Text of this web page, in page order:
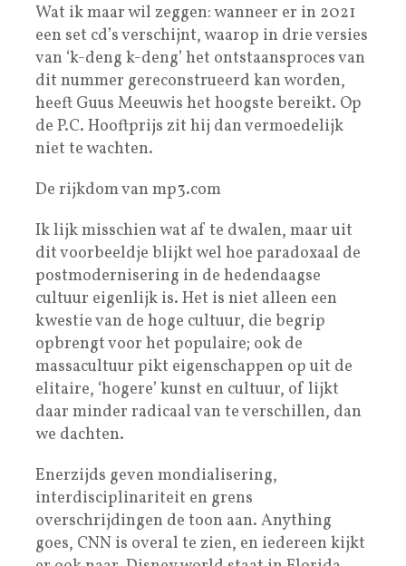
Wat ik maar wil zeggen: wanneer er in 2021
een set cd’s verschijnt, waarop in drie versies
van ‘k-deng k-deng’ het ontstaansproces van
dit nummer gereconstrueerd kan worden,
heeft Guus Meeuwis het hoogste bereikt. Op
de P.C. Hooftprijs zit hij dan vermoedelijk
niet te wachten.
De rijkdom van mp3.com
Ik lijk misschien wat af te dwalen, maar uit
dit voorbeeldje blijkt wel hoe paradoxaal de
postmodernisering in de hedendaagse
cultuur eigenlijk is. Het is niet alleen een
kwestie van de hoge cultuur, die begrip
opbrengt voor het populaire; ook de
massacultuur pikt eigenschappen op uit de
elitaire, ‘hogere’ kunst en cultuur, of lijkt
daar minder radicaal van te verschillen, dan
we dachten.
Enerzijds geven mondialisering,
interdisciplinariteit en grens
overschrijdingen de toon aan. Anything
goes, CNN is overal te zien, en iedereen kijkt